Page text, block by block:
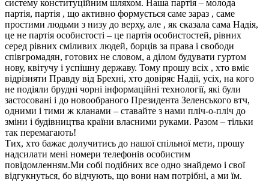
систему конституційним шляхом. Наша партія – молода
партія, партія , що активно формується саме зараз , саме
простими людьми з низу до верху, але , як сказала сама Надія,
це не партія особистості – це партія особистостей, рівних
серед рівних сміливих людей, борців за права і свободи
співгромадян, готових не словом, а ділом будувати гуртом
нову, квітучу і успішну державу. Тому прошу всіх , хто вміє
відрізняти Правду від Брехні, хто довіряє Надії, усіх, на кого
не подіяли брудні чорні інформаційні технології, які були
застосовані і до новообраного Президента Зеленського втч,
одними і тими ж кланами – ставайте з нами пліч-о-пліч до
зміни і будівництва країни власними руками. Разом – тільки
так перемагають!
Тих, хто бажає долучитись до нашої спільної мети, прошу
надсилати мені номери телефонів особистим
повідомленням.Ми собі подібних все одно знайдемо і свої
відгукнуться, бо відчують, що вони нам потрібні, а ми їм.